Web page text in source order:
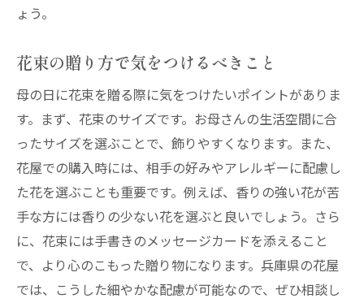
ょう。
花束の贈り方で気をつけるべきこと
母の日に花束を贈る際に気をつけたいポイントがありま
す。まず、花束のサイズです。お母さんの生活空間に合
ったサイズを選ぶことで、飾りやすくなります。また、
花屋での購入時には、相手の好みやアレルギーに配慮し
た花を選ぶことも重要です。例えば、香りの強い花が苦
手な方には香りの少ない花を選ぶと良いでしょう。さら
に、花束には手書きのメッセージカードを添えること
で、より心のこもった贈り物になります。兵庫県の花屋
では、こうした細やかな配慮が可能なので、ぜひ相談し